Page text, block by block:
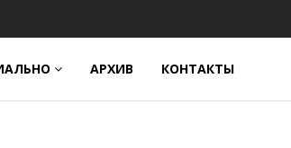
АРХИВ КОНТАКТЫ